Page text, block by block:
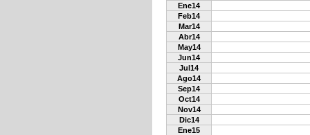
Ene14
Feb14
Mar14
Abr14
May14
Jun14
Jul14
Ago14
Sep14
Oct14
Nov14
Dic14
Ene15